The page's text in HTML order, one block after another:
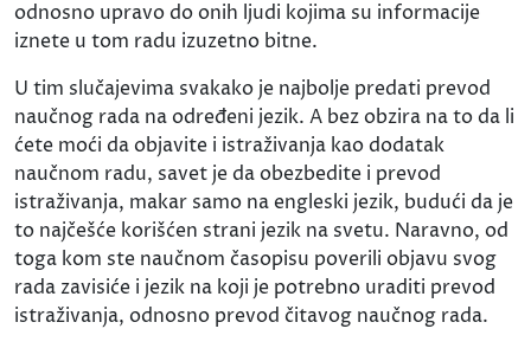
odnosno upravo do onih ljudi kojima su informacije
iznete u tom radu izuzetno bitne.
U tim slučajevima svakako je najbolje predati prevod
naučnog rada na određeni jezik. A bez obzira na to da li
ćete moći da objavite i istraživanja kao dodatak
naučnom radu, savet je da obezbedite i prevod
istraživanja, makar samo na engleski jezik, budući da je
to najčešće korišćen strani jezik na svetu. Naravno, od
toga kom ste naučnom časopisu poverili objavu svog
rada zavisiće i jezik na koji je potrebno uraditi prevod
istraživanja, odnosno prevod čitavog naučnog rada.